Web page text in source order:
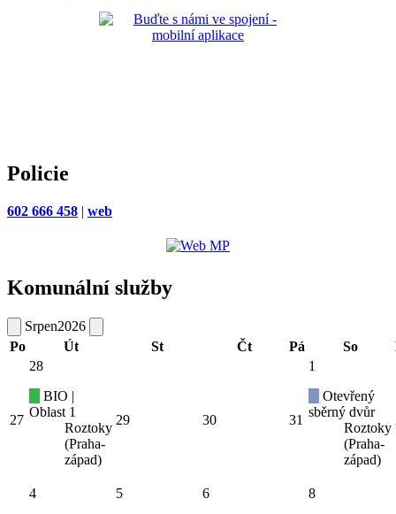
Policie
602 666 458 | web
Komunální služby
Srpen2026
Po
Út St Čt Pá So
27
28
BIO |
Oblast 1
Roztoky
(Praha-
západ)
29 30 31
1
Otevřený
sběrný dvůr
Roztoky
(Praha-
západ)
4
5
6
8